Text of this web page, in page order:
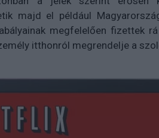
majd el például
megfelelően fizettek
itthonról megrendelje a